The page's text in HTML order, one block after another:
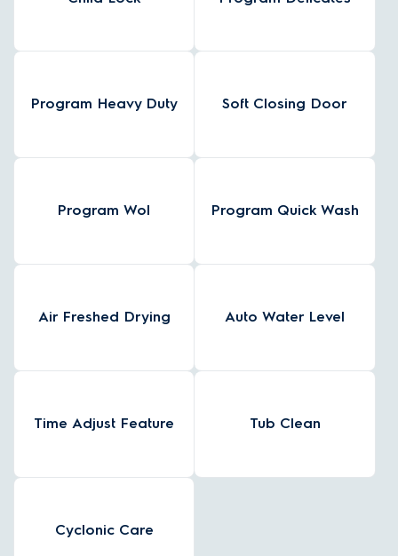
Program Heavy Duty Soft Closing Door
Program Wol Program Quick Wash
Air Freshed Drying Auto Water Level
Time Adjust Feature Tub Clean
Cyclonic Care